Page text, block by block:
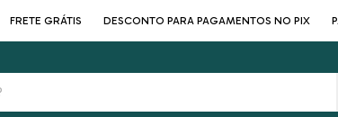
FRETE GRÁTIS DESCONTO PARA PAGAMENTOS NO PIX